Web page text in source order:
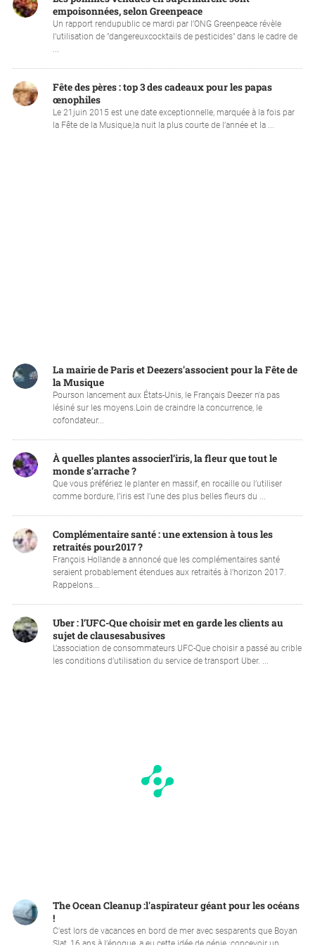
empoisonnées, selon Greenpeace
Un rapport rendupublic ce mardi par l’ONG Greenpeace révèle
l’utilisation de "dangereuxcocktails de pesticides" dans le cadre de
...
Fête des pères : top 3 des cadeaux pour les papas
œnophiles
Le 21juin 2015 est une date exceptionnelle, marquée à la fois par
la Fête de la Musique,la nuit la plus courte de l’année et la ...
La mairie de Paris et Deezers'associent pour la Fête de
la Musique
Pourson lancement aux États-Unis, le Français Deezer n'a pas
lésiné sur les moyens.Loin de craindre la concurrence, le
cofondateur...
À quelles plantes associerl’iris, la fleur que tout le
monde s’arrache ?
Que vous préfériez le planter en massif, en rocaille ou l’utiliser
comme bordure, l’iris est l’une des plus belles fleurs du ...
Complémentaire santé : une extension à tous les
retraités pour2017 ?
François Hollande a annoncé que les complémentaires santé
seraient probablement étendues aux retraités à l’horizon 2017.
Rappelons...
Uber : l’UFC-Que choisir met en garde les clients au
sujet de clausesabusives
L’association de consommateurs UFC-Que choisir a passé au crible
les conditions d’utilisation du service de transport Uber. ...
The Ocean Cleanup :l'aspirateur géant pour les océans
!
C'est lors de vacances en bord de mer avec sesparents que Boyan